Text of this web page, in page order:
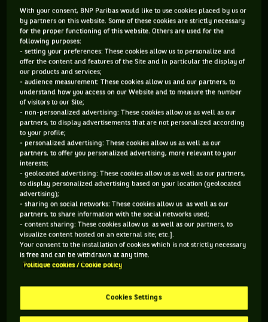
MARDI 16 AVRIL
Au lendemain du triste incendie qui a ravagé la Cathédrale
Notre-Dame de Paris, le monde rend hommage au
trois éliminations surprises : Guido Pella se paye la tête de
With your consent, BNP Paribas would like to use cookies placed by us or
by partners on this website. Some of these cookies are strictly necessary
for the proper functioning of this website. Others are used for the
following purposes:
- setting your preferences: These cookies allow us to personalize and
offer the content and features of the Site and in particular the display of
our products and services;
- audience measurement: These cookies allow us and our partners, to
understand how you access on our Website and to measure the number
of visitors to our Site;
- non-personalized advertising: These cookies allow us as well as our
partners, to display advertisements that are not personalized according
to your profile;
- personalized advertising: These cookies allow us as well as our
partners, to offer you personalized advertising, more relevant to your
interests;
- geolocated advertising: These cookies allow us as well as our partners,
to display personalized advertising based on your location (geolocated
advertising);
- sharing on social networks: These cookies allow us as well as our
partners, to share information with the social networks used;
- content sharing: These cookies allow us as well as our partners, to
visualize content hosted on an external site; etc.].
Your consent to the installation of cookies which is not strictly necessary
is free and can be withdrawn at any time.
Politique cookies / Cookie policy
Cookies Settings